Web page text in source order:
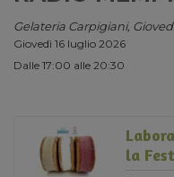
Gelateria Carpigiani,
Giovedì 16 luglio 2026
Dalle 17:00 alle 20:30
la